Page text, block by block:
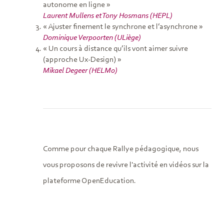
autonome en ligne »
Laurent Mullens et Tony Hosmans (HEPL)
« Ajuster finement le synchrone et l’asynchrone »
Dominique Verpoorten (ULiège)
« Un cours à distance qu’ils vont aimer suivre
(approche Ux-Design) »
Mikael Degeer (HELMo)
Comme pour chaque Rallye pédagogique, nous
vous proposons de revivre l'activité en vidéos sur la
plateforme OpenEducation.